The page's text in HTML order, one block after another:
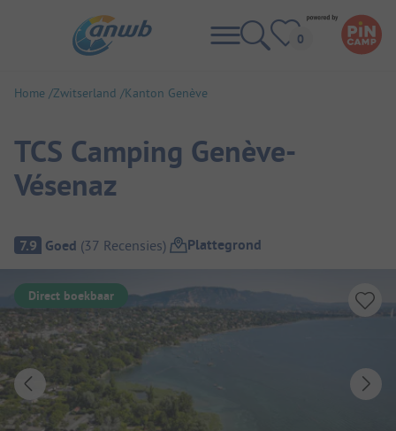
Home Zwitserland Kanton Genève
TCS Camping Genève-
Vésenaz
Camping overzicht
7.9 Goed (37 Recensies) Plattegrond
Direct boekbaar